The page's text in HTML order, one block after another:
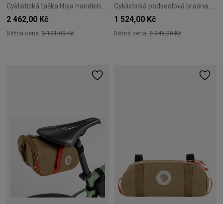
2 462,00 Kč
Běžná cena: 3 101,00 Kč
1 524,00 Kč
Běžná cena: 2 046,00 Kč